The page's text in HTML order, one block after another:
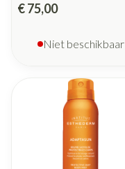
€ 75,00
Niet beschikbaar